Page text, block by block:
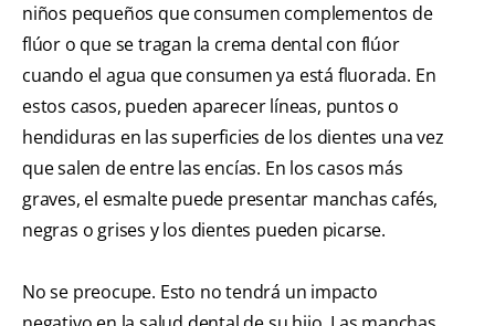
niños pequeños que consumen complementos de
flúor o que se tragan la crema dental con flúor
cuando el agua que consumen ya está fluorada. En
estos casos, pueden aparecer líneas, puntos o
hendiduras en las superficies de los dientes una vez
que salen de entre las encías. En los casos más
graves, el esmalte puede presentar manchas cafés,
negras o grises y los dientes pueden picarse.
No se preocupe. Esto no tendrá un impacto